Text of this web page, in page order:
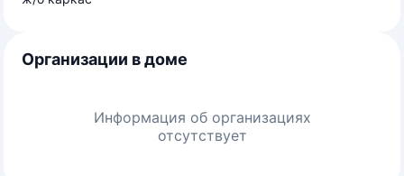
Организации в доме
Информация об организациях
отсутствует